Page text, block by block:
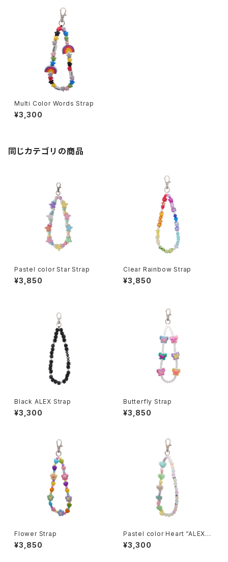
Multi Color Words Strap
¥3,300
同じカテゴリの商品
Pastel color Star Strap
¥3,850
Clear Rainbow Strap
¥3,850
Black ALEX Strap
¥3,300
Butterfly Strap
¥3,850
Flower Strap
¥3,850
Pastel color Heart “ALEX”
Strap
¥3,300